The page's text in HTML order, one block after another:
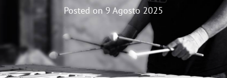
Posted on9 Agosto 2025